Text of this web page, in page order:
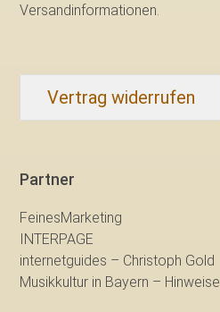
Versandinformationen
Vertrag widerrufen
Partner
FeinesMarketing
INTERPAGE
internetguides – Christoph Gold
Musikkultur in Bayern – Hinweise